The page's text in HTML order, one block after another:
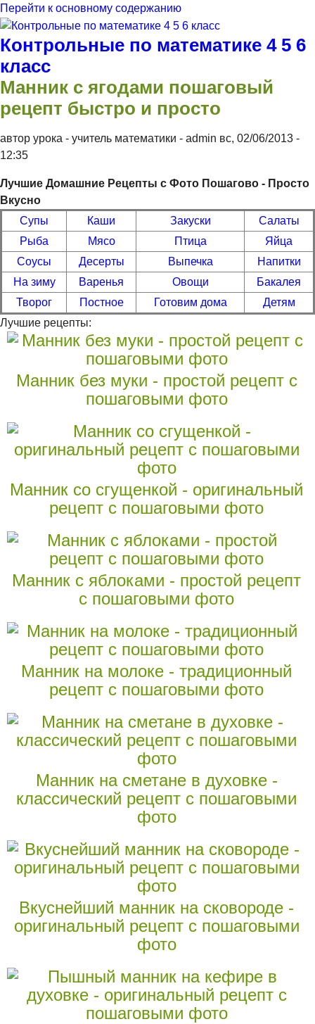
Перейти к основному содержанию
Контрольные по математике 4 5 6
класс
Манник с ягодами пошаговый
рецепт быстро и просто
автор урока - учитель математики - admin вс, 02/06/2013 -
12:35
Лучшие Домашние Рецепты с Фото Пошагово - Просто
Вкусно
Супы
Каши Закуски
Салаты
Рыба
Мясо Птица
Яйца
Соусы
Десерты Выпечка
Напитки
На зиму
Варенья Овощи
Бакалея
Творог
Постное Готовим дома
Детям
Лучшие рецепты:
Манник без муки - простой рецепт с
пошаговыми фото
Манник со сгущенкой - оригинальный
рецепт с пошаговыми фото
Манник с яблоками - простой рецепт
с пошаговыми фото
Манник на молоке - традиционный
рецепт с пошаговыми фото
Манник на сметане в духовке -
классический рецепт с пошаговыми
фото
Вкуснейший манник на сковороде -
оригинальный рецепт с пошаговыми
фото